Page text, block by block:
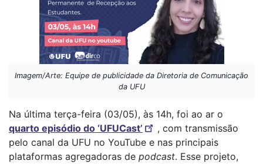
Imagem/Arte: Equipe de publicidade da Diretoria de Comunicação
da UFU
Na última terça-feira (03/05), às 14h, foi ao ar o
quarto episódio do ‘UFUCast’
, com transmissão
pelo canal da UFU no YouTube e nas principais
plataformas agregadoras de podcast. Esse projeto,